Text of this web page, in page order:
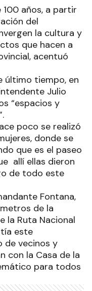
años, a partir
del
la cultura y
que hacen a
acentuó
último tiempo, en
Julio
“espacios y
poco se realizó
donde se
que es el paseo
allí ellas dieron
de todo este
Fontana,
de la
la Ruta Nacional
este
de vecinos y
con la Casa de la
para todos